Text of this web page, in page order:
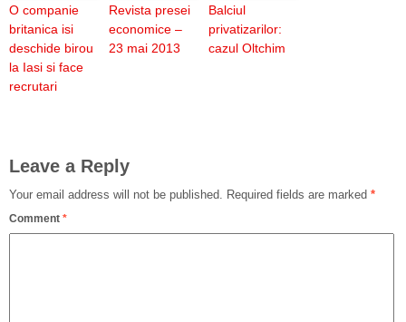
O companie
britanica isi
deschide birou
la Iasi si face
recrutari
Revista presei
economice –
23 mai 2013
Balciul
privatizarilor:
cazul Oltchim
Leave a Reply
Your email address will not be published. Required fields are marked *
Comment *